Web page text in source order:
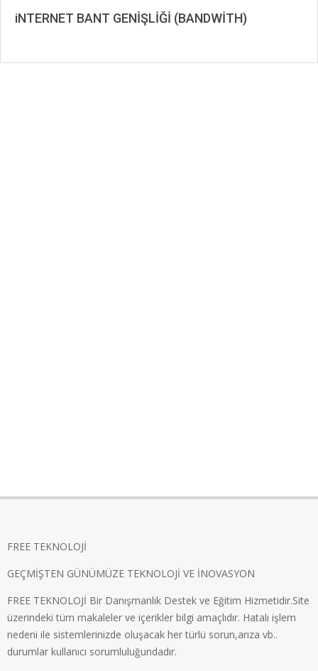
iNTERNET BANT GENİŞLİĞİ (BANDWİTH)
FREE TEKNOLOJİ
GEÇMİŞTEN GÜNÜMÜZE TEKNOLOJİ VE İNOVASYON
FREE TEKNOLOJİ Bir Danışmanlık Destek ve Eğitim Hizmetidir.Site
üzerindeki tüm makaleler ve içerikler bilgi amaçlıdır. Hatalı işlem
nedeni ile sistemlerinizde oluşacak her türlü sorun,arıza vb..
durumlar kullanıcı sorumluluğundadır.